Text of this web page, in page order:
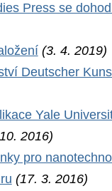
Press se
(3. 4. 2019)
Deutscher
Yale
2016)
pro
(17. 3. 2016)